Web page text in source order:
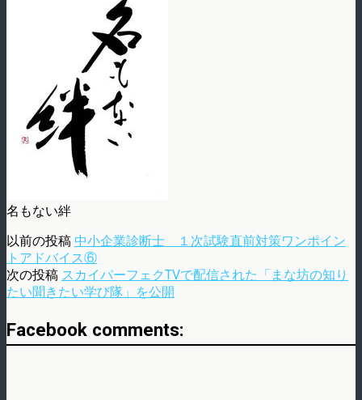
名もない絆
以前の投稿 中小企業診断士 １次試験直前対策ワンポイン
トアドバイス⑥
次の投稿 スカイパーフェクTVで配信された「まな坊の知り
たい聞きたい学び隊」を公開
Facebook comments: